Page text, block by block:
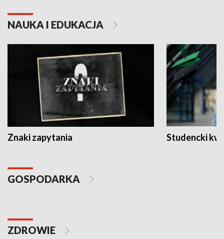
NAUKA I EDUKACJA
Znaki zapytania Studencki
GOSPODARKA
ZDROWIE